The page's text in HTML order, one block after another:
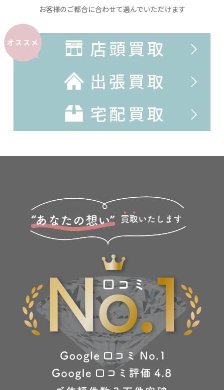
お客様のご都合に合わせて選んでいただけます
オススメ
店頭買取
出張買取
宅配買取